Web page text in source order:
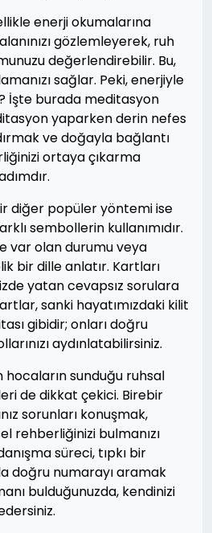
enerji okumalarına
gözlemleyerek, ruh
değerlendirebilir. Bu,
sağlar. Peki, enerjiyle
İşte burada meditasyon
yaparken derin nefes
ve doğayla bağlantı
ortaya çıkarma
diğer popüler yöntemi ise
sembollerin kullanımıdır.
var olan durumu veya
bir dille anlatır. Kartları
yatan cevapsız sorulara
sanki hayatımızdaki kilit
gibidir; onları doğru
aydınlatabilirsiniz.
sunduğu ruhsal
de dikkat çekici. Birebir
sorunları konuşmak,
rehberliğinizi bulmanızı
süreci, tıpkı bir
doğru numarayı aramak
bulduğunuzda, kendinizi